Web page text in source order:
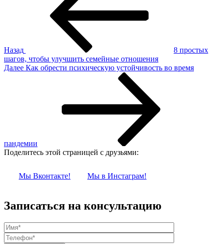
Назад
8 простых
шагов, чтобы улучшить семейные отношения
Следующая
Далее Как обрести психическую устойчивость во время
пандемии
Поделитесь этой страницей с друзьями:
Мы Вконтакте! Мы в Инстаграм!
Записаться на консультацию